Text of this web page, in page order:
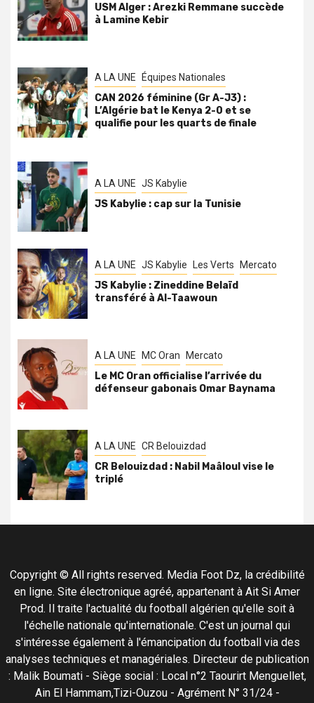
USM Alger : Arezki Remmane succède
à Lamine Kebir
A LA UNE Équipes Nationales
CAN 2026 féminine (Gr A-J3) :
L’Algérie bat le Kenya 2-0 et se
qualifie pour les quarts de finale
A LA UNE JS Kabylie
JS Kabylie : cap sur la Tunisie
A LA UNE JS Kabylie Les Verts Mercato
JS Kabylie : Zineddine Belaïd
transféré à Al-Taawoun
A LA UNE MC Oran Mercato
Le MC Oran officialise l’arrivée du
défenseur gabonais Omar Baynama
A LA UNE CR Belouizdad
CR Belouizdad : Nabil Maâloul vise le
triplé
Copyright © All rights reserved. Media Foot Dz, la crédibilité
en ligne. Site électronique agréé, appartenant à Ait Si Amer
Prod. Il traite l'actualité du football algérien qu'elle soit à
l'échelle nationale qu'internationale. C'est un journal qui
s'intéresse également à l'émancipation du football via des
analyses techniques et managériales. Directeur de publication
: Malik Boumati - Siège social : Local n°2 Taourirt Menguellet,
Ain El Hammam,Tizi-Ouzou - Agrément N° 31/24 -